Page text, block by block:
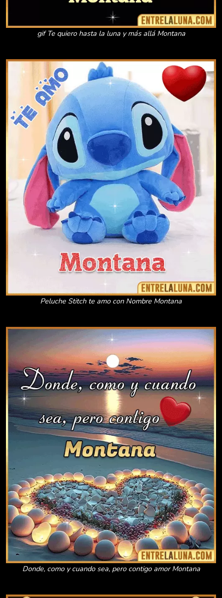
gif Te quiero hasta la luna y más allá Montana
Peluche Stitch te amo con Nombre Montana
Donde, como y cuando sea, pero contigo amor Montana